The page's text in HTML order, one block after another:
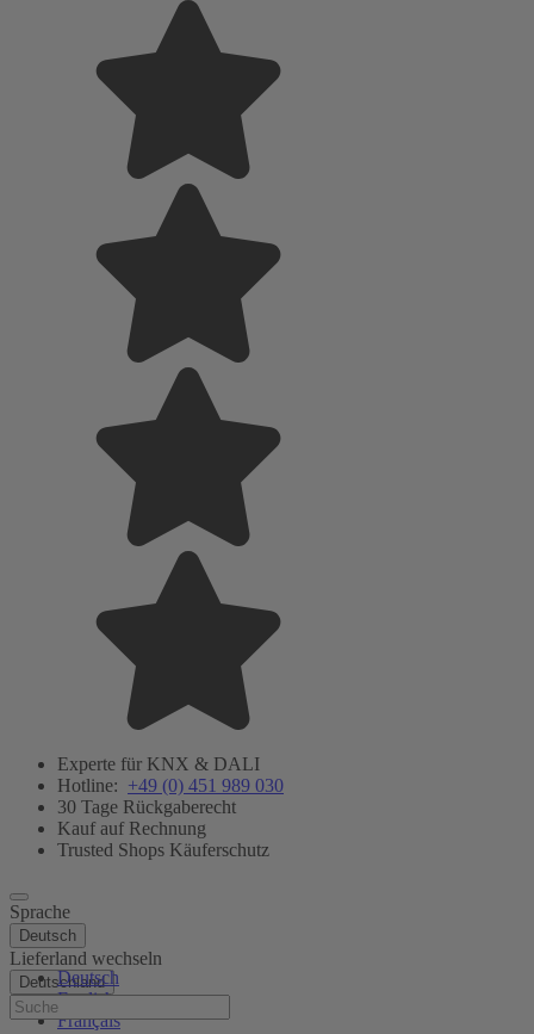
Experte für KNX & DALI
Hotline: +49 (0) 451 989 030
30 Tage Rückgaberecht
Kauf auf Rechnung
Trusted Shops Käuferschutz
Sprache
Deutsch
Deutsch
English
Français
Lieferland wechseln
Deutschland
Hilfe